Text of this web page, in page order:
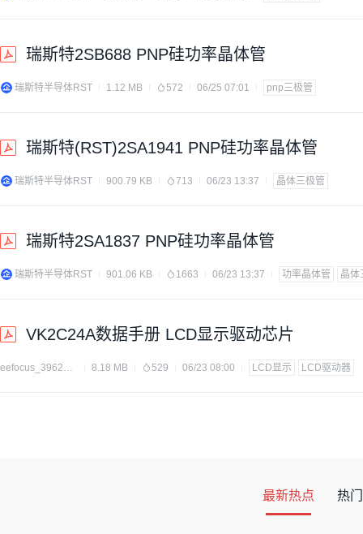
瑞斯特2SB688 PNP硅功率晶体管
瑞斯特半导体RST 1.12 MB 572 06/25 07:01 pnp三极管
瑞斯特(RST)2SA1941 PNP硅功率晶体管
瑞斯特半导体RST 900.79 KB 713 06/23 13:37 晶体三极管
瑞斯特2SA1837 PNP硅功率晶体管
瑞斯特半导体RST 901.06 KB 1663 06/23 13:37 功率晶体管 晶体
VK2C24A数据手册 LCD显示驱动芯片
eefocus_3962175 8.18 MB 529 06/23 08:00 LCD显示 LCD驱动器
最新热点 热